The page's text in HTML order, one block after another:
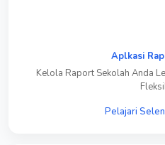
Aplkasi
Kelola Raport Sekolah Anda
Pelajari